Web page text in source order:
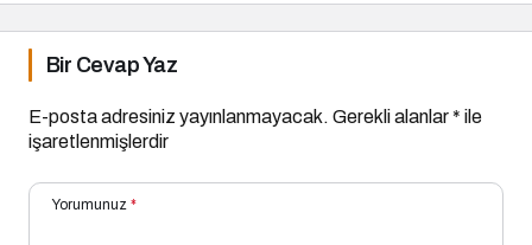
Bir Cevap Yaz
E-posta adresiniz yayınlanmayacak. Gerekli alanlar* ile
işaretlenmişlerdir
Yorumunuz *